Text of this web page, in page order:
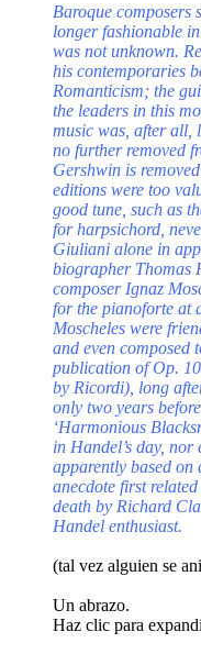
Baroque composers
longer fashionable
was not unknown.
his contemporaries
Romanticism; the
the leaders in this
music was, after all,
no further removed
Gershwin is
editions were too
good tune, such as
for harpsichord,
Giuliani alone in
biographer Thomas
composer Ignaz
for the pianoforte at
Moscheles were
and even composed
publication of Op.
by Ricordi), long
only two years
‘Harmonious
in Handel’s day,
apparently based
anecdote first
death by Richard
Handel enthusiast.
(tal vez alguien se
Un abrazo.
Haz clic para